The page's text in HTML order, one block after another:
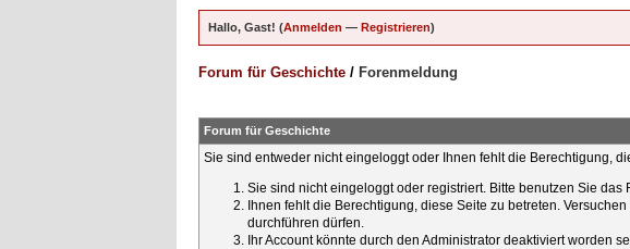
Hallo, Gast! (Anmelden — Registrieren)
Forum für Geschichte / Forenmeldung
Forum für Geschichte
Sie sind entweder nicht eingeloggt oder Ihnen fehlt die Berechtigung,
Sie sind nicht eingeloggt oder registriert. Bitte benutzen Sie
Ihnen fehlt die Berechtigung, diese Seite zu betreten.
durchführen dürfen.
Ihr Account könnte durch den Administrator deaktiviert worden